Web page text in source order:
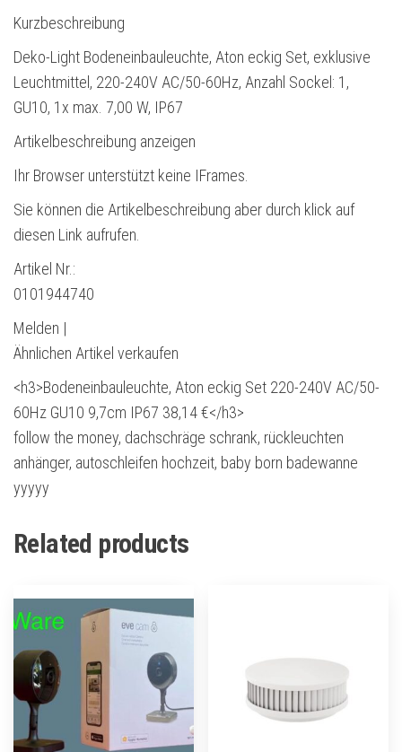
Kurzbeschreibung
Deko-Light Bodeneinbauleuchte, Aton eckig Set, exklusive
Leuchtmittel, 220-240V AC/50-60Hz, Anzahl Sockel: 1,
GU10, 1x max. 7,00 W, IP67
Artikelbeschreibung anzeigen
Ihr Browser unterstützt keine IFrames.
Sie können die Artikelbeschreibung aber durch klick auf
diesen Link aufrufen.
Artikel Nr.:
0101944740
Melden |
Ähnlichen Artikel verkaufen
<h3>Bodeneinbauleuchte, Aton eckig Set 220-240V AC/50-
60Hz GU10 9,7cm IP67 38,14 €</h3>
follow the money, dachschräge schrank, rückleuchten
anhänger, autoschleifen hochzeit, baby born badewanne
yyyyy
Related products